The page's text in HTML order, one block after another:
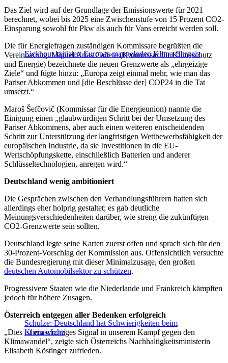
Das Ziel wird auf der Grundlage der Emissionswerte für 2021
berechnet, wobei bis 2025 eine Zwischenstufe von 15 Prozent CO2-
Einsparung sowohl für Pkw als auch für Vans erreicht werden soll.
Eickhout kritisiert Europas mangelnden Klima-Ehrgeiz
Die für Energiefragen zuständigen Kommissare begrüßten die
Vereinbarung. Miguel Arias Cañete (Kommissar für Klimaschutz
und Energie) bezeichnete die neuen Grenzwerte als „ehrgeizige
Ziele“ und fügte hinzu: „Europa zeigt einmal mehr, wie man das
Pariser Abkommen und [die Beschlüsse der] COP24 in die Tat
umsetzt.“
Maroš Šefčovič (Kommissar für die Energieunion) nannte die
Einigung einen „glaubwürdigen Schritt bei der Umsetzung des
Pariser Abkommens, aber auch einen weiteren entscheidenden
Schritt zur Unterstützung der langfristigen Wettbewerbsfähigkeit der
europäischen Industrie, da sie Investitionen in die EU-
Wertschöpfungskette, einschließlich Batterien und anderer
Schlüsseltechnologien, anregen wird.“
Deutschland wenig ambitioniert
Die Gesprächen zwischen den Verhandlungsführern hatten sich
allerdings eher holprig gestaltet; es gab deutliche
Meinungsverschiedenheiten darüber, wie streng die zukünftigen
CO2-Grenzwerte sein sollten.
Deutschland legte seine Karten zuerst offen und sprach sich für den
30-Prozent-Vorschlag der Kommission aus. Offensichtlich versuchte
die Bundesregierung mit dieser Minimalzusage, den großen
deutschen Automobilsektor zu schützen.
Progressivere Staaten wie die Niederlande und Frankreich kämpften
jedoch für höhere Zusagen.
Schulze: Deutschland hat Schwierigkeiten beim
Klimaschutz
Österreich entgegen aller Bedenken erfolgreich
„Dies ist ein wichtiges Signal in unserem Kampf gegen den
Klimawandel“, zeigte sich Österreichs Nachhaltigkeitsministerin
Elisabeth Köstinger zufrieden.